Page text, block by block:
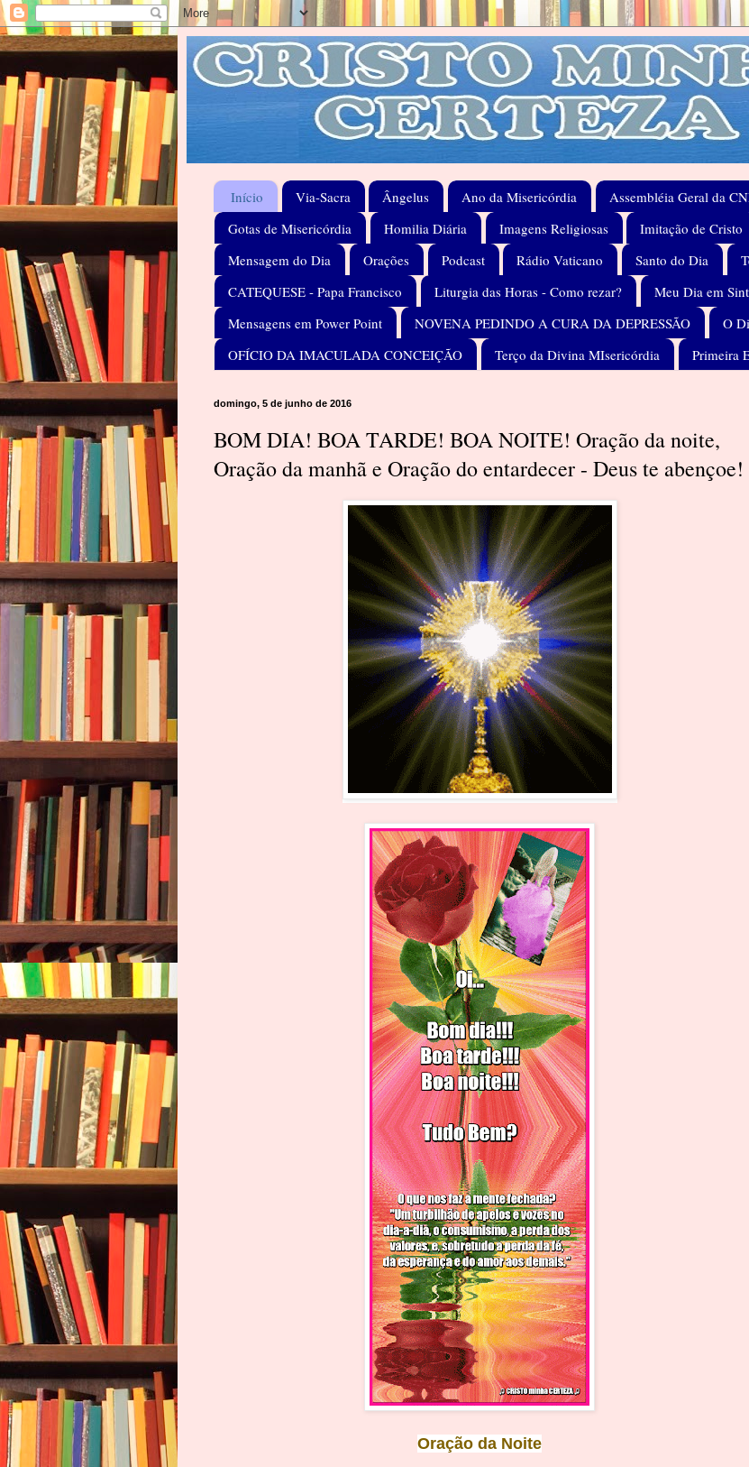
Início Via-Sacra Ângelus Ano da Misericórdia Assembléia Geral da
Gotas de Misericórdia
Homilia Diária Imagens Religiosas Imitação de Cristo
Mensagem do Dia
Orações Podcast Rádio Vaticano Santo do Dia
CATEQUESE - Papa Francisco
Liturgia das Horas - Como rezar?
Meu Dia em
Mensagens em Power Point
NOVENA PEDINDO A CURA DA DEPRESSÃO
O
OFÍCIO DA IMACULADA CONCEIÇÃO
Terço da Divina MIsericórdia Primeira
domingo, 5 de junho de 2016
BOM DIA! BOA TARDE! BOA NOITE! Oração da noite,
Oração da manhã e Oração do entardecer - Deus te abençoe!
Oração da Noite